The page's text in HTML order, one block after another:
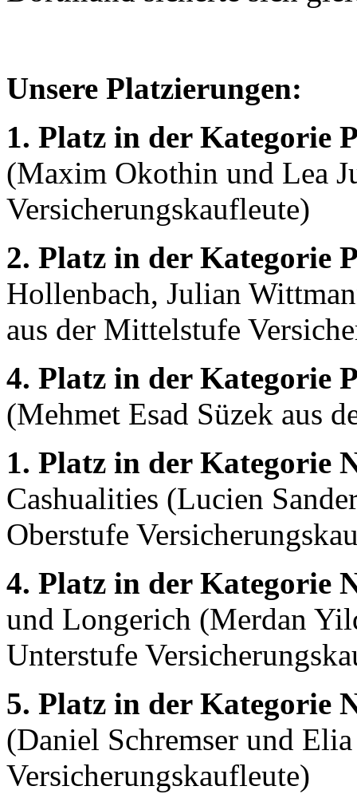
Unsere Platzierungen:
1. Platz in der Kategorie
(Maxim Okothin und Lea
Versicherungskaufleute)
2. Platz in der Kategorie
Hollenbach, Julian
aus der Mittelstufe
4. Platz in der Kategorie
(Mehmet Esad Süzek aus
1. Platz in der Kategorie
Cashualities (Lucien
Oberstufe
4. Platz in der Kategorie
und Longerich (Merdan
Unterstufe
5. Platz in der Kategorie
(Daniel Schremser und
Versicherungskaufleute)